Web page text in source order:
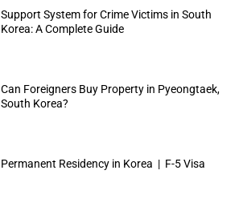
Support System for Crime Victims in South
Korea: A Complete Guide
Can Foreigners Buy Property in Pyeongtaek,
South Korea?
Permanent Residency in Korea | F-5 Visa